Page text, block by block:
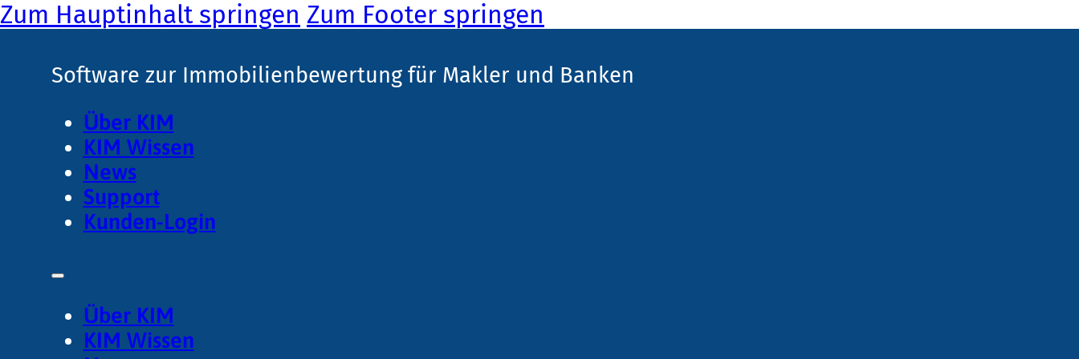
Zum Hauptinhalt springen Zum Footer springen
Software zur Immobilienbewertung für Makler und Banken
Über KIM
KIM Wissen
News
Support
Kunden-Login
Über KIM
KIM Wissen